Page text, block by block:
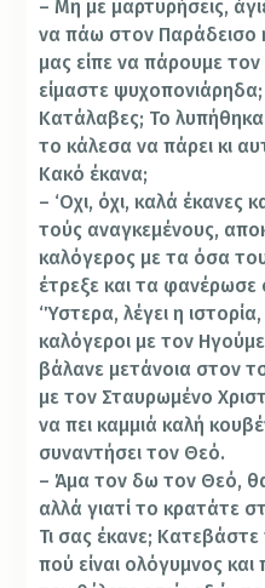
– Μη με μαρτυρήσεις,
να πάω στον Παράδεισο
μας είπε να πάρουμε τον
είμαστε ψυχοπονιάρηδα;
Κατάλαβες; Το λυπήθηκα
το κάλεσα να πάρει κι
Κακό έκανα;
– ‘Οχι, όχι, καλά έκανες
τούς αναγκεμένους,
καλόγερος με τα όσα
έτρεξε και τα
‘Ύστερα, λέγει η
καλόγεροι με τον
βάλανε μετάνοια στον
με τον Σταυρωμένο
να πει καμμιά καλή
συναντήσει τον Θεό.
– Άμα τον δω τον Θεό,
αλλά γιατί το κρατάτε
Τι σας έκανε; Κατεβάστε
πού είναι ολόγυμνος